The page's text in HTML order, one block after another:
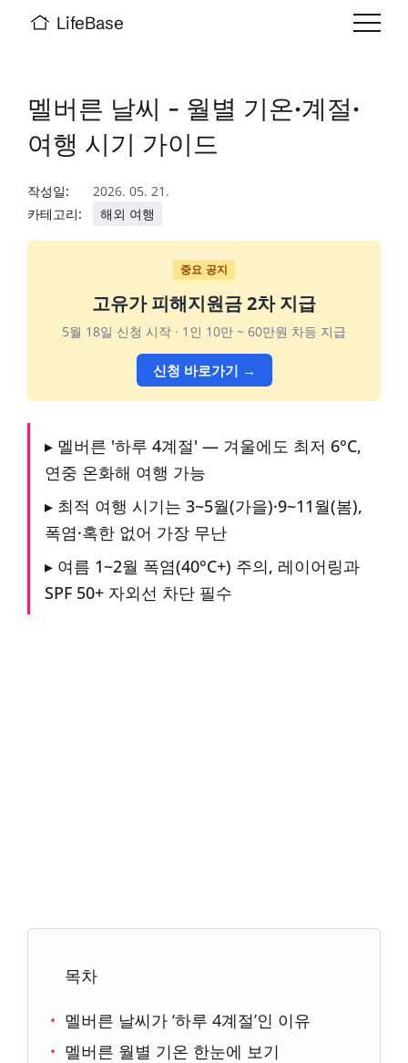
LifeBase
멜버른 날씨 - 월별 기온·계절·
여행 시기 가이드
작성일:
2026. 05. 21.
카테고리:
해외 여행
중요 공지
고유가 피해지원금 2차 지급
5월 18일 신청 시작 · 1인 10만 ~ 60만원 차등 지급
신청 바로가기 →
▸ 멜버른 '하루 4계절' — 겨울에도 최저 6°C,
연중 온화해 여행 가능
▸ 최적 여행 시기는 3~5월(가을)·9~11월(봄),
폭염·혹한 없어 가장 무난
▸ 여름 1~2월 폭염(40°C+) 주의, 레이어링과
SPF 50+ 자외선 차단 필수
목차
멜버른 날씨가 ‘하루 4계절’인 이유
멜버른 월별 기온 한눈에 보기